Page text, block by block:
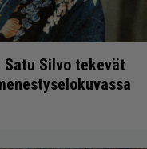
Satu Silvo tekevät